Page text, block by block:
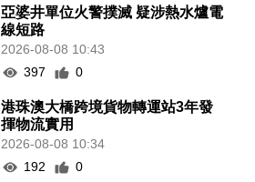
亞婆井單位火警撲滅 疑涉熱水爐電
線短路
2026-08-08 10:43
397
0
港珠澳大橋跨境貨物轉運站3年發
揮物流實用
2026-08-08 10:34
192
0